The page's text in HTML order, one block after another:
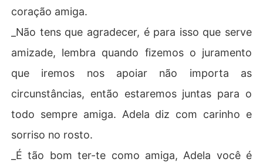
coração amiga.
_Não tens que agradecer, é para isso que serve
amizade, lembra quando fizemos o juramento
que iremos nos apoiar não importa as
circunstâncias, então estaremos juntas para o
todo sempre amiga. Adela diz com carinho e
sorriso no rosto.
_É tão bom ter-te como amiga, Adela você é